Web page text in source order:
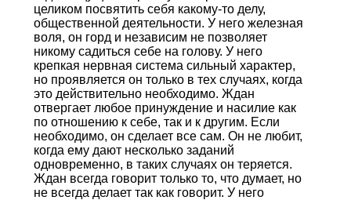
целиком посвятить себя какому-то делу,
общественной деятельности. У него железная
воля, он горд и независим не позволяет
никому садиться себе на голову. У него
крепкая нервная система сильный характер,
но проявляется он только в тех случаях, когда
это действительно необходимо. Ждан
отвергает любое принуждение и насилие как
по отношению к себе, так и к другим. Если
необходимо, он сделает все сам. Он не любит,
когда ему дают несколько заданий
одновременно, в таких случаях oн теряется.
Ждан всегда говорит только то, что думает, но
не всегда делает так как говорит. У него